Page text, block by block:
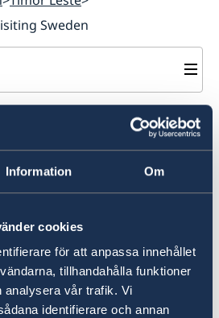
Information Om
cookies
för att anpassa innehållet
tillhandahålla funktioner
analysera vår trafik. Vi
identifierare och annan
Sweden
with Sweden
for less than 90
visa. If you want to
available at